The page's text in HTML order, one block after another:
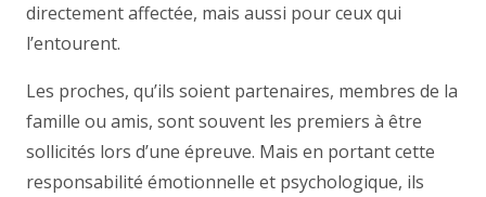
directement affectée, mais aussi pour ceux qui
l’entourent.
Les proches, qu’ils soient partenaires, membres de la
famille ou amis, sont souvent les premiers à être
sollicités lors d’une épreuve. Mais en portant cette
responsabilité émotionnelle et psychologique, ils